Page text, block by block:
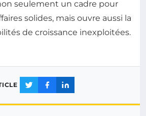
seulement un cadre pour
solides, mais ouvre aussi la
de croissance inexploitées.